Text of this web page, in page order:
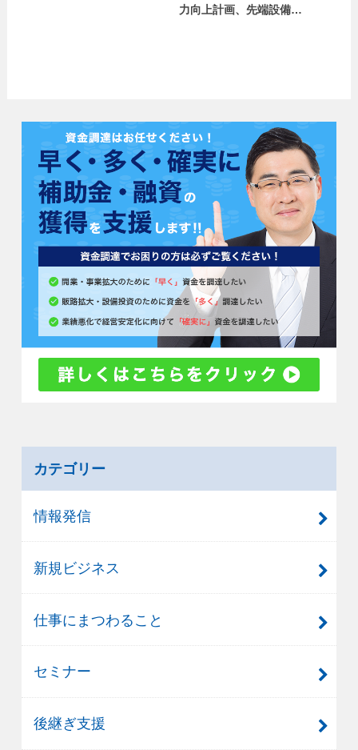
力向上計画、先端設備…
カテゴリー
情報発信
新規ビジネス
仕事にまつわること
セミナー
後継ぎ支援